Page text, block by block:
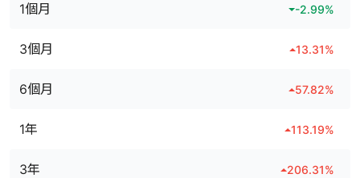
1個月 -2.99%
3個月 13.31%
6個月 57.82%
1年 113.19%
3年 206.31%